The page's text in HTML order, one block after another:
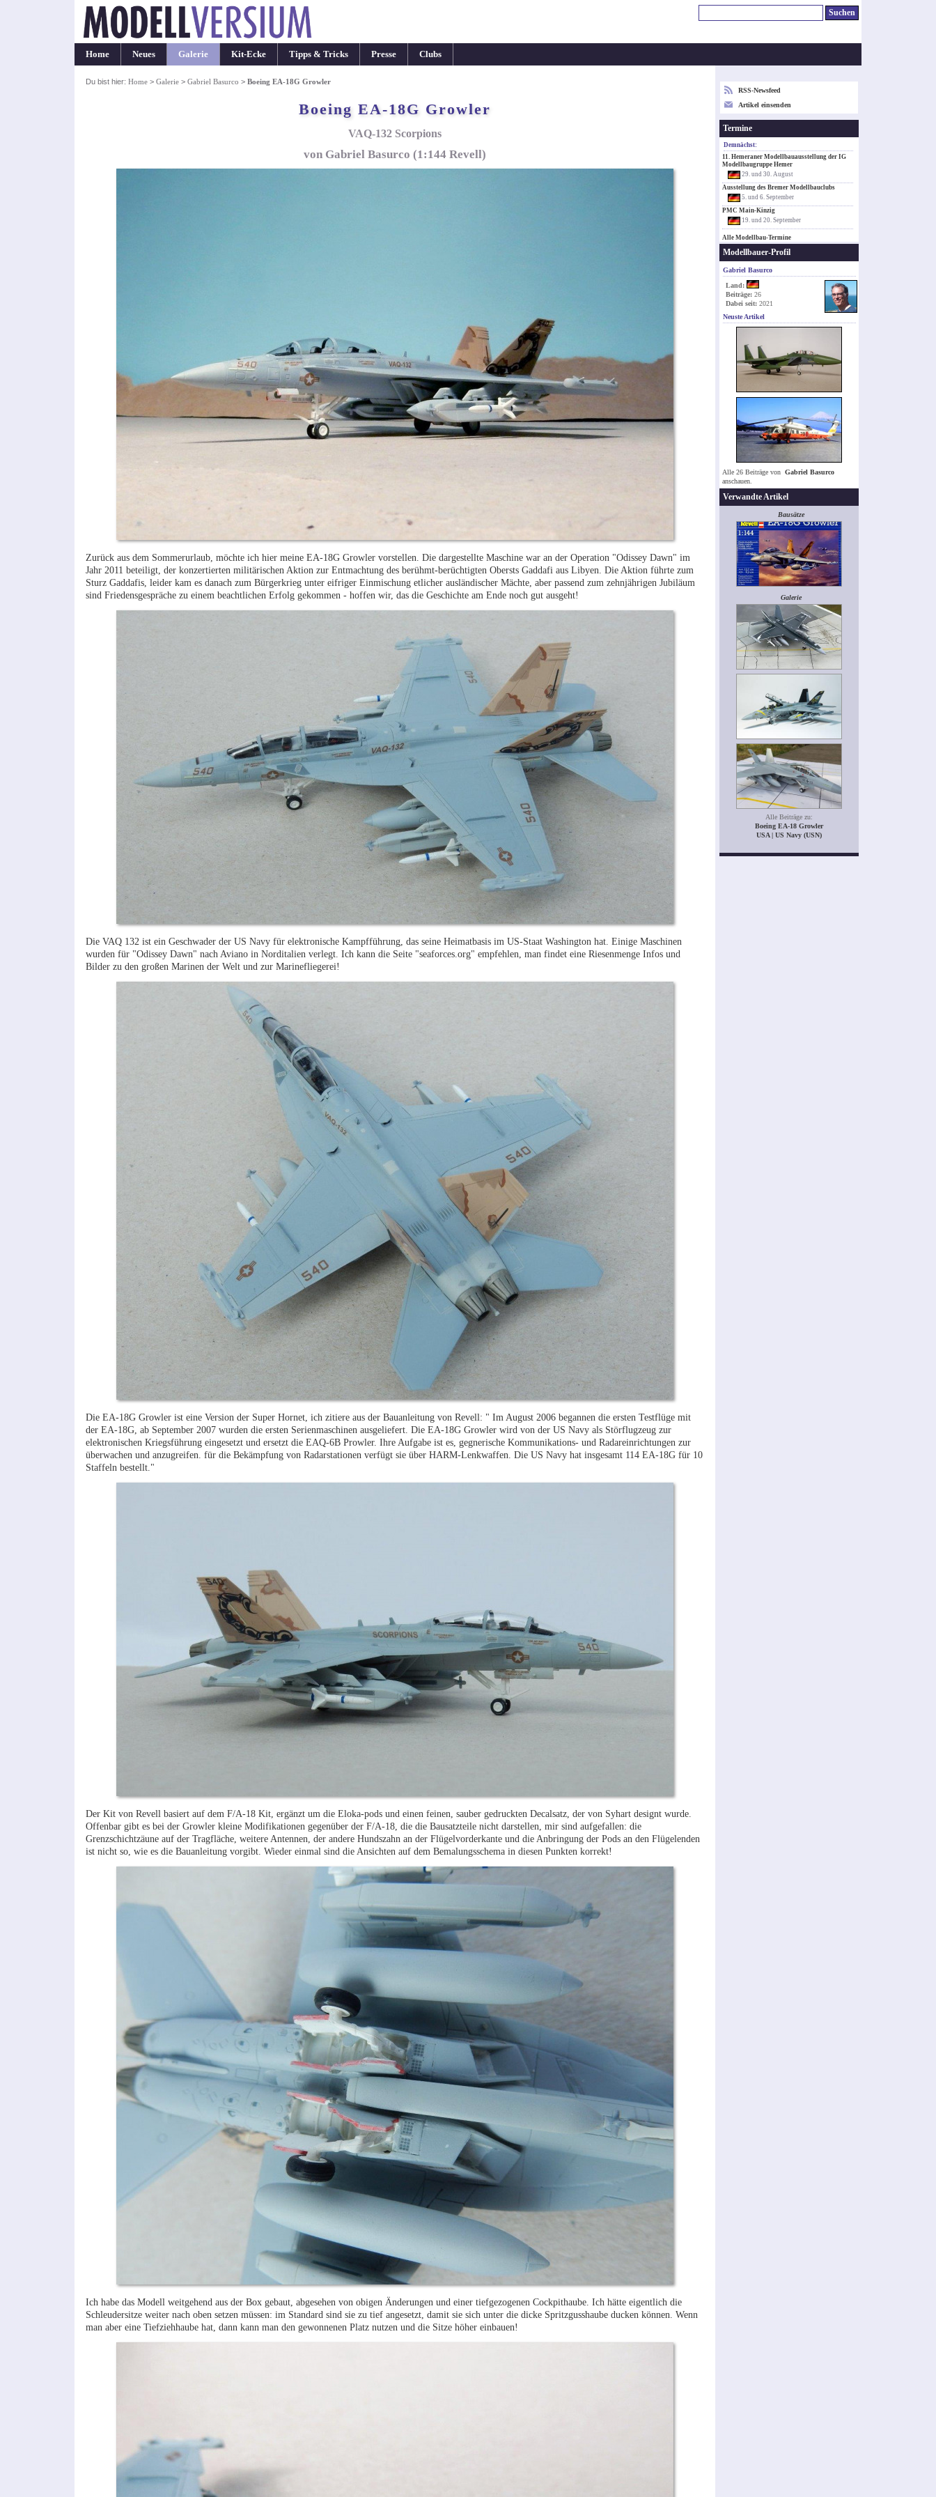
Home Neues Galerie Kit-Ecke Tipps & Tricks Presse Clubs
Du bist hier: Home> Galerie> Gabriel Basurco > Boeing EA-18G Growler
Boeing EA-18G Growler
VAQ-132 Scorpions
von Gabriel Basurco (1:144 Revell)
Zurück aus dem Sommerurlaub, möchte ich hier meine EA-18G Growler vorstellen. Die dargestellte Maschine war an der Operation "Odissey Dawn" im
Jahr 2011 beteiligt, der konzertierten militärischen Aktion zur Entmachtung des berühmt-berüchtigten Obersts Gaddafi aus Libyen. Die Aktion führte zum
Sturz Gaddafis, leider kam es danach zum Bürgerkrieg unter eifriger Einmischung etlicher ausländischer Mächte, aber passend zum zehnjährigen Jubiläum
sind Friedensgespräche zu einem beachtlichen Erfolg gekommen - hoffen wir, das die Geschichte am Ende noch gut ausgeht!
Die VAQ 132 ist ein Geschwader der US Navy für elektronische Kampfführung, das seine Heimatbasis im US-Staat Washington hat. Einige Maschinen
wurden für "Odissey Dawn" nach Aviano in Norditalien verlegt. Ich kann die Seite "seaforces.org" empfehlen, man findet eine Riesenmenge Infos und
Bilder zu den großen Marinen der Welt und zur Marinefliegerei!
Die EA-18G Growler ist eine Version der Super Hornet, ich zitiere aus der Bauanleitung von Revell: " Im August 2006 begannen die ersten Testflüge mit
der EA-18G, ab September 2007 wurden die ersten Serienmaschinen ausgeliefert. Die EA-18G Growler wird von der US Navy als Störflugzeug zur
elektronischen Kriegsführung eingesetzt und ersetzt die EAQ-6B Prowler. Ihre Aufgabe ist es, gegnerische Kommunikations- und Radareinrichtungen zur
überwachen und anzugreifen. für die Bekämpfung von Radarstationen verfügt sie über HARM-Lenkwaffen. Die US Navy hat insgesamt 114 EA-18G für 10
Staffeln bestellt."
Der Kit von Revell basiert auf dem F/A-18 Kit, ergänzt um die Eloka-pods und einen feinen, sauber gedruckten Decalsatz, der von Syhart designt wurde.
Offenbar gibt es bei der Growler kleine Modifikationen gegenüber der F/A-18, die die Bausatzteile nicht darstellen, mir sind aufgefallen: die
Grenzschichtzäune auf der Tragfläche, weitere Antennen, der andere Hundszahn an der Flügelvorderkante und die Anbringung der Pods an den Flügelenden
ist nicht so, wie es die Bauanleitung vorgibt. Wieder einmal sind die Ansichten auf dem Bemalungsschema in diesen Punkten korrekt!
Ich habe das Modell weitgehend aus der Box gebaut, abgesehen von obigen Änderungen und einer tiefgezogenen Cockpithaube. Ich hätte eigentlich die
Schleudersitze weiter nach oben setzen müssen: im Standard sind sie zu tief angesetzt, damit sie sich unter die dicke Spritzgusshaube ducken können. Wenn
man aber eine Tiefziehhaube hat, dann kann man den gewonnenen Platz nutzen und die Sitze höher einbauen!
RSS-Newsfeed
Artikel einsenden
Termine
Demnächst:
11. Hemeraner Modellbauausstellung der IG
Modellbaugruppe Hemer
29. und 30. August
Ausstellung des Bremer Modellbauclubs
5. und 6. September
PMC Main-Kinzig
19. und 20. September
Alle Modellbau-Termine
Modellbauer-Profil
Gabriel Basurco
Land:
Beiträge: 26
Dabei seit: 2021
Neuste Artikel
Alle 26 Beiträge von Gabriel Basurco
anschauen.
Verwandte Artikel
Bausätze
Galerie
Alle Beiträge zu:
Boeing EA-18 Growler
USA | US Navy (USN)